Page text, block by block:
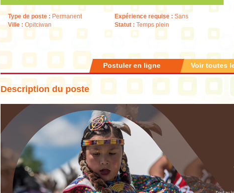
Type de poste : Permanent
Ville : Opitciwan
Expérience requise : Sans
Statut : Temps plein
Voir toutes
Postuler en ligne
Description du poste